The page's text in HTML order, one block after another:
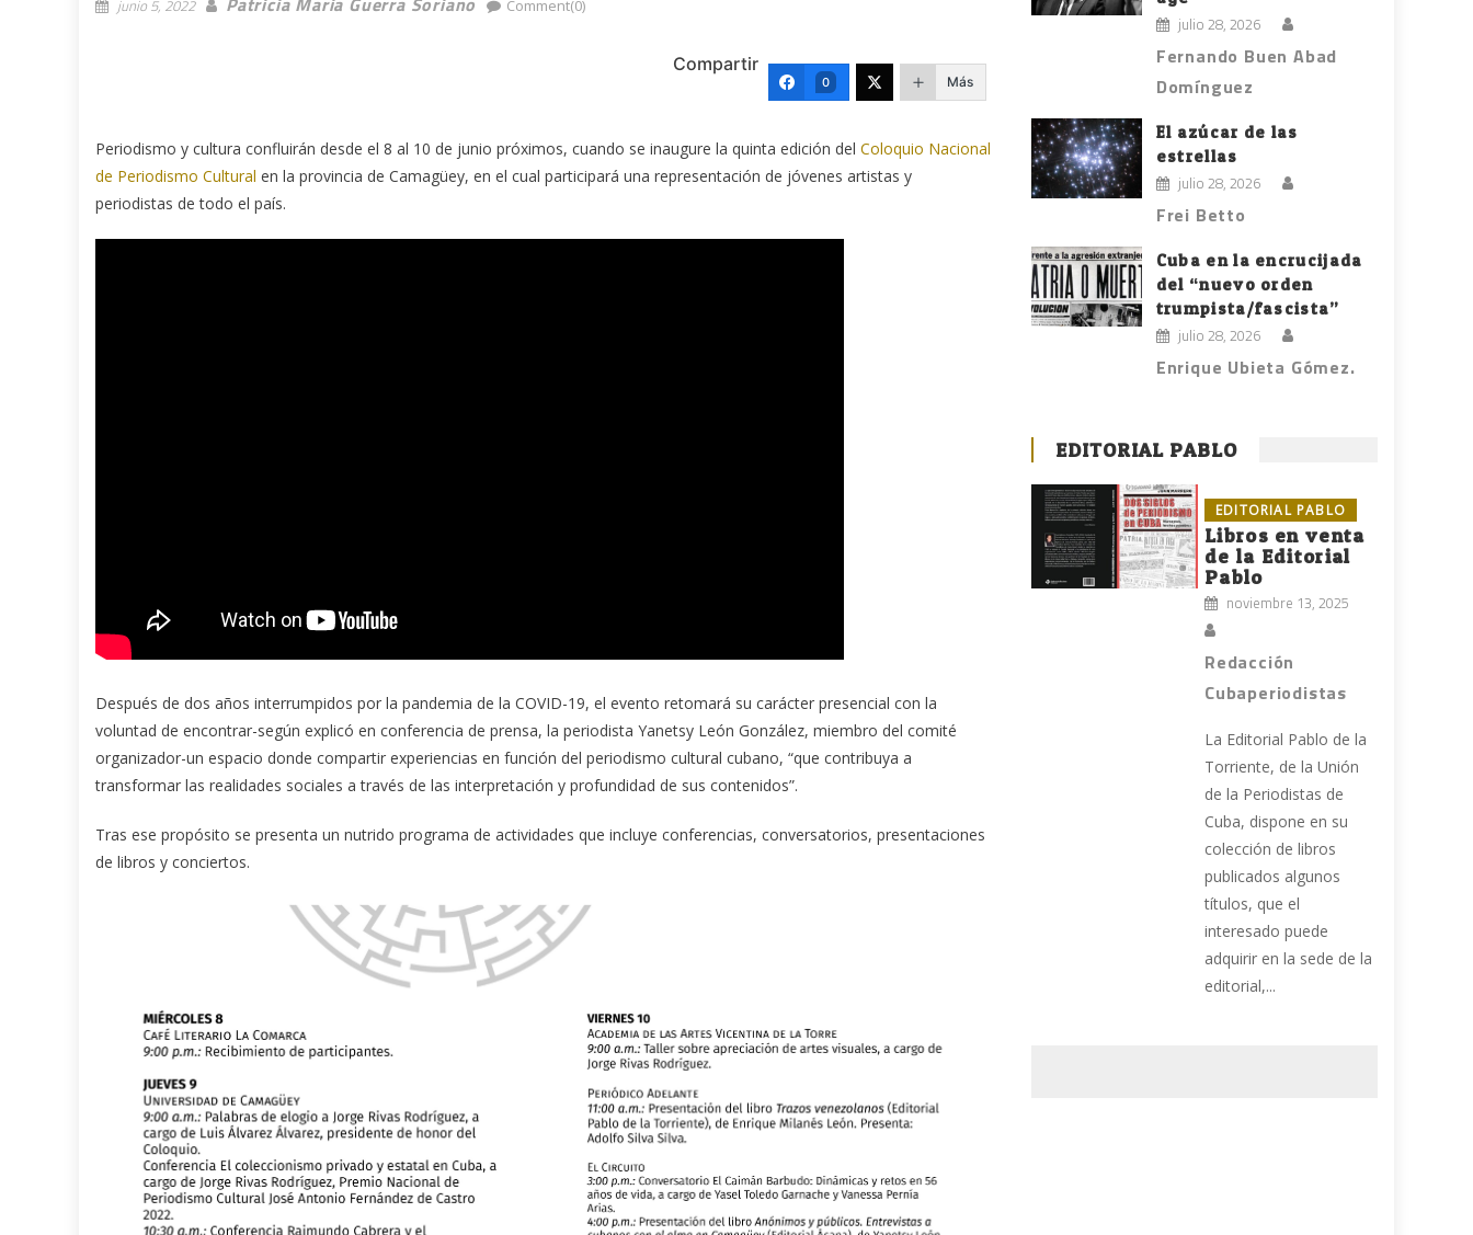
junio 5, 2022 Comment(0)
Compartir
0 Más
Periodismo y cultura confluirán desde el 8 al 10 de junio próximos, cuando se inaugure la quinta edición del Coloquio Nacional
de Periodismo Cultural en la provincia de Camagüey, en el cual participará una representación de jóvenes artistas y
periodistas de todo el país.
Después de dos años interrumpidos por la pandemia de la COVID-19, el evento retomará su carácter presencial con la
voluntad de encontrar-según explicó en conferencia de prensa, la periodista Yanetsy León González, miembro del comité
organizador-un espacio donde compartir experiencias en función del periodismo cultural cubano, “que contribuya a
transformar las realidades sociales a través de las interpretación y profundidad de sus contenidos”.
Tras ese propósito se presenta un nutrido programa de actividades que incluye conferencias, conversatorios, presentaciones
de libros y conciertos.
julio 28, 2026
Fernando Buen Abad
Domínguez
El azúcar de las
estrellas
julio 28, 2026
Frei Betto
Cuba en la encrucijada
del “nuevo orden
trumpista/fascista”
julio 28, 2026
Enrique Ubieta Gómez.
EDITORIAL PABLO
EDITORIAL PABLO
Libros en venta
de la Editorial
Pablo
noviembre 13, 2025
Redacción
Cubaperiodistas
La Editorial Pablo de la
Torriente, de la Unión
de la Periodistas de
Cuba, dispone en su
colección de libros
publicados algunos
títulos, que el
interesado puede
adquirir en la sede de la
editorial,...